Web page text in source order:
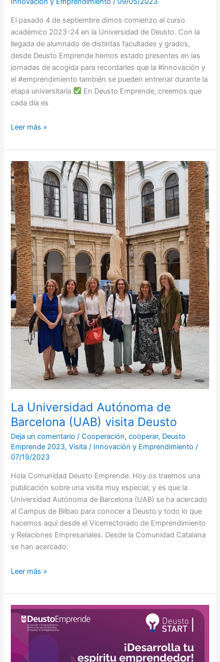
El pasado 4 de septiembre dimos comienzo al curso
académico 2023-24 en la Universidad de Deusto. Con la
llegada de alumnado de distintas facultades y grados,
desde Deusto Emprende hemos estado presentes en las
jornadas de acogida para recordarles que la #innovación y
el #emprendimiento también se pueden entrenar durante la
etapa universitaria
En Deusto Emprende, creemos que
cada día es
Leer más »
La Universidad Autónoma de
Barcelona (UAB) visita Deusto
Deja un comentario /Cooperación,cooperar, Deusto
Emprende 2023,Visita / Innovación y Emprendimiento/
07/19/2023
Hola Comunidad Deusto Emprende. Hoy os traemos una
publicación sobre una visita muy especial, y es que la
Universidad Autónoma de Barcelona (UAB) se ha acercado
al Campus de Bilbao para conocer a Deusto y todo lo que
hacemos aquí desde el Vicerrectorado de Emprendimiento
y Relaciones Empresariales. Desde la Comunidad Catalana
se han acercado:
La
Universidad
Autónoma
de
Barcelona
(UAB)
visita
Deusto
Leer más »
Este
año
también,
¡Vuelve
DeustoSTART